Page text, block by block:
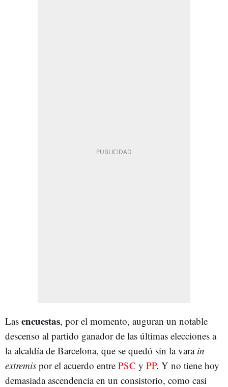
Las encuestas, por el momento, auguran un notable
descenso al partido ganador de las últimas elecciones a
la alcaldía de Barcelona, que se quedó sin la vara in
extremis por el acuerdo entre PSC y PP. Y no tiene hoy
demasiada ascendencia en un consistorio, como casi